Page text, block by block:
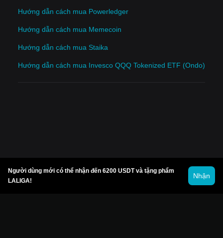
Hướng dẫn cách mua Powerledger
Hướng dẫn cách mua Memecoin
Hướng dẫn cách mua Staika
Hướng dẫn cách mua Invesco QQQ Tokenized ETF (Ondo)
Người dùng mới có thể nhận đến 6200 USDT và tặng phẩm
LALIGA!
Nhận